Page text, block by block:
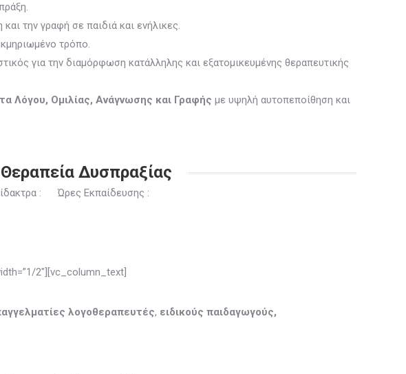
την γραφή σε παιδιά και ενήλικες.
τρόπο.
για την διαμόρφωση κατάλληλης και εξατομικευμένης θεραπευτικής
Λόγου, Ομιλίας, Ανάγνωσης και Γραφής με υψηλή αυτοπεποίθηση και
Δυσπραξίας
: Ώρες Εκπαίδευσης :
2″][vc_column_text]
λογοθεραπευτές, ειδικούς παιδαγωγούς,